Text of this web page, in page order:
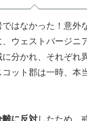
はなかった！意外
ウェストバージニ
分かれ、それぞれ
ット郡は一時、本
離に反対 したため、